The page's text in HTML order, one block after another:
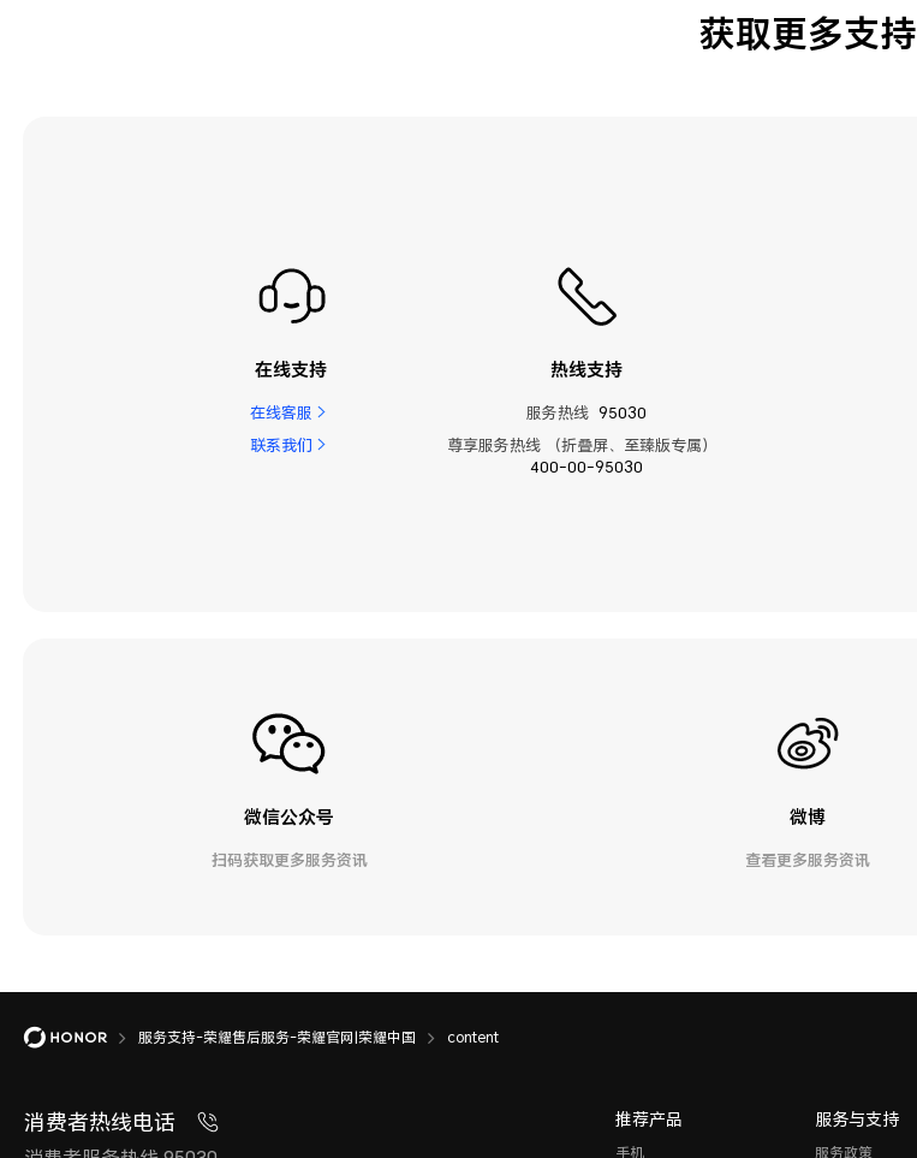
获取更多支持
在线支持
在线客服
联系我们
热线支持
服务热线 95030
尊享服务热线 （折叠屏、至臻版专属）
400-00-95030
微信公众号
扫码获取更多服务资讯
微博
查看更多服务资讯
服务支持-荣耀售后服务-荣耀官网|荣耀中国 content
消费者热线电话 推荐产品
手机
服务与支持
服务政策